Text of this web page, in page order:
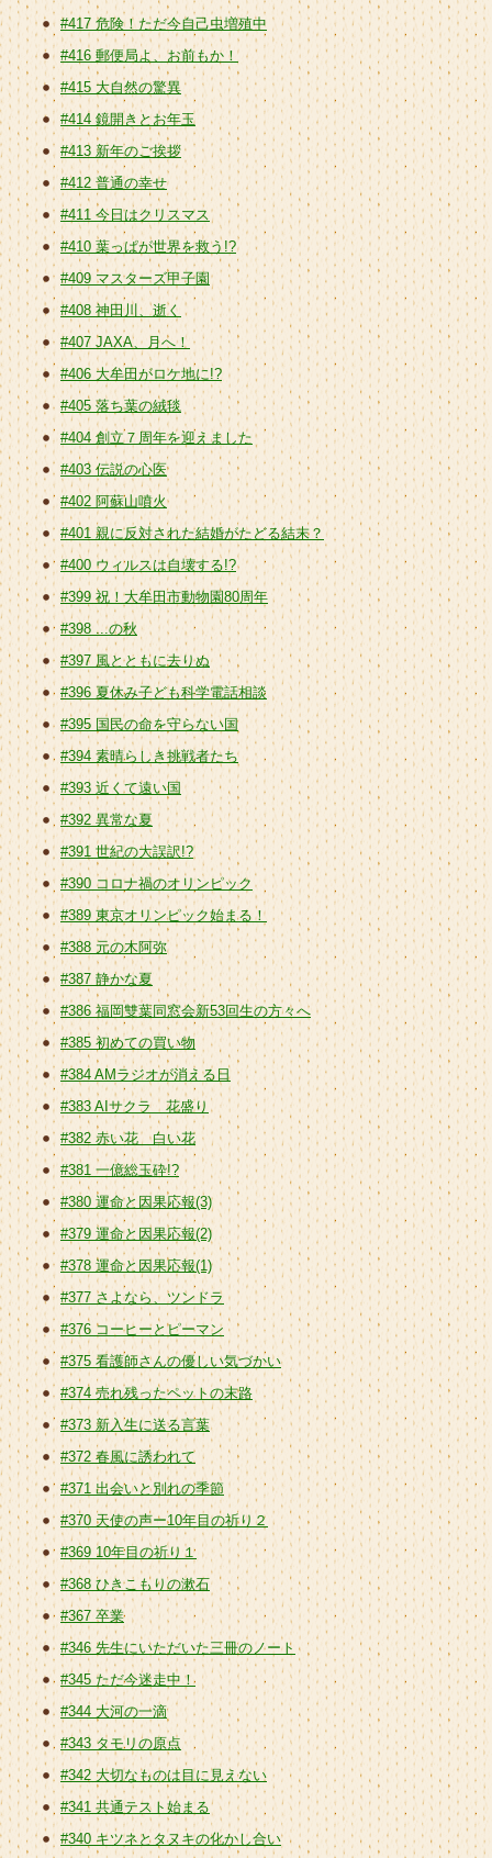
#417 危険！ただ今自己虫増殖中
#416 郵便局よ、お前もか！
#415 大自然の驚異
#414 鏡開きとお年玉
#413 新年のご挨拶
#412 普通の幸せ
#411 今日はクリスマス
#410 葉っぱが世界を救う!?
#409 マスターズ甲子園
#408 神田川、逝く
#407 JAXA、月へ！
#406 大牟田がロケ地に!?
#405 落ち葉の絨毯
#404 創立７周年を迎えました
#403 伝説の心医
#402 阿蘇山噴火
#401 親に反対された結婚がたどる結末？
#400 ウィルスは自壊する!?
#399 祝！大牟田市動物園80周年
#398 ...の秋
#397 風とともに去りぬ
#396 夏休み子ども科学電話相談
#395 国民の命を守らない国
#394 素晴らしき挑戦者たち
#393 近くて遠い国
#392 異常な夏
#391 世紀の大誤訳!?
#390 コロナ禍のオリンピック
#389 東京オリンピック始まる！
#388 元の木阿弥
#387 静かな夏
#386 福岡雙葉同窓会新53回生の方々へ
#385 初めての買い物
#384 AMラジオが消える日
#383 AIサクラ 花盛り
#382 赤い花 白い花
#381 一億総玉砕!?
#380 運命と因果応報(3)
#379 運命と因果応報(2)
#378 運命と因果応報(1)
#377 さよなら、ツンドラ
#376 コーヒーとピーマン
#375 看護師さんの優しい気づかい
#374 売れ残ったペットの末路
#373 新入生に送る言葉
#372 春風に誘われて
#371 出会いと別れの季節
#370 天使の声ー10年目の祈り２
#369 10年目の祈り１
#368 ひきこもりの漱石
#367 卒業
#346 先生にいただいた三冊のノート
#345 ただ今迷走中！
#344 大河の一滴
#343 タモリの原点
#342 大切なものは目に見えない
#341 共通テスト始まる
#340 キツネとタヌキの化かし合い